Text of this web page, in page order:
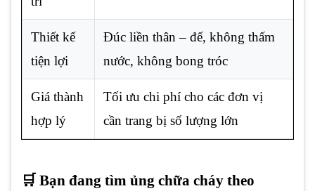
Thiết kế
tiện lợi
Đúc liền thân – đế, không thấm
nước, không bong tróc
Giá thành
hợp lý
Tối ưu chi phí cho các đơn vị
cần trang bị số lượng lớn
🛒 Bạn đang tìm ủng chữa cháy theo